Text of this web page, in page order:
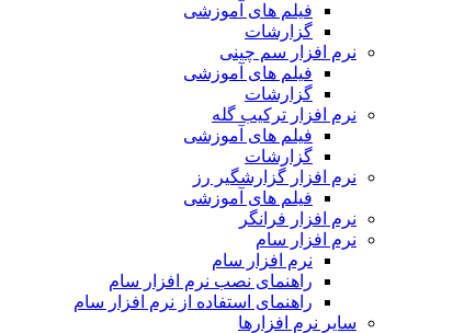
فیلم های آموزشی
گزارشات
نرم افزار سم چینی
فیلم های آموزشی
گزارشات
نرم افزار ترکیب گله
فیلم های آموزشی
گزارشات
نرم افزار گزارشگیر رز
فیلم های آموزشی
نرم افزار فرانگر
نرم افزار سام
نرم افزار سام
راهنمای نصب نرم افزار سام
راهنمای استفاده از نرم افزار سام
سایر نرم افزارها